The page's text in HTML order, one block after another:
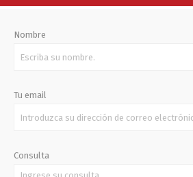
Nombre
Tu email
Consulta